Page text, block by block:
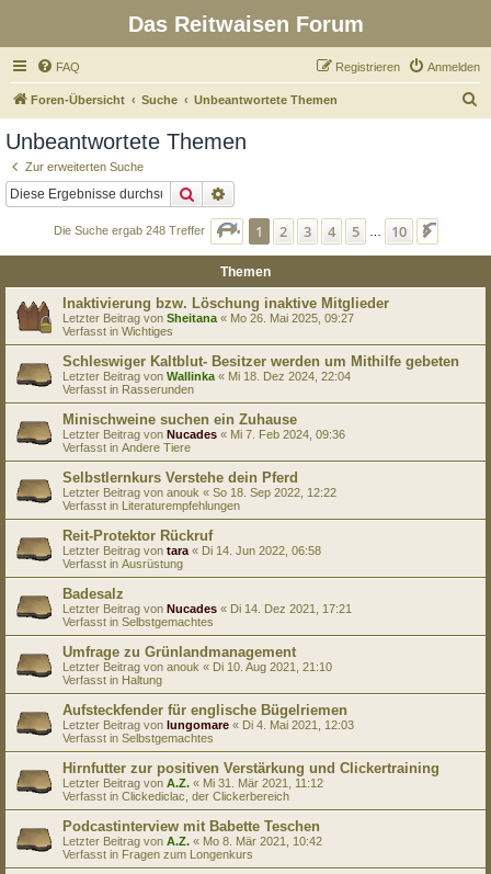
Das Reitwaisen Forum
FAQ Anmelden
Registrieren
Foren-Übersicht Suche Unbeantwortete Themen
Unbeantwortete Themen
Zur erweiterten Suche
Suche
Die Suche ergab 248 Treffer Seite 1von 10
1 2 3 4 5 10
Themen
Inaktivierung bzw. Löschung inaktive Mitglieder
Letzter Beitrag von Sheitana « Mo 26. Mai 2025, 09:27
Verfasst in Wichtiges
Schleswiger Kaltblut- Besitzer werden um Mithilfe gebeten
Letzter Beitrag von Wallinka « Mi 18. Dez 2024, 22:04
Verfasst in Rasserunden
Minischweine suchen ein Zuhause
Letzter Beitrag von Nucades « Mi 7. Feb 2024, 09:36
Verfasst in Andere Tiere
Selbstlernkurs Verstehe dein Pferd
Letzter Beitrag von anouk « So 18. Sep 2022, 12:22
Verfasst in Literaturempfehlungen
Reit-Protektor Rückruf
Letzter Beitrag von tara « Di 14. Jun 2022, 06:58
Verfasst in Ausrüstung
Badesalz
Letzter Beitrag von Nucades « Di 14. Dez 2021, 17:21
Verfasst in Selbstgemachtes
Umfrage zu Grünlandmanagement
Letzter Beitrag von anouk « Di 10. Aug 2021, 21:10
Verfasst in Haltung
Aufsteckfender für englische Bügelriemen
Letzter Beitrag von lungomare « Di 4. Mai 2021, 12:03
Verfasst in Selbstgemachtes
Hirnfutter zur positiven Verstärkung und Clickertraining
Letzter Beitrag von A.Z. « Mi 31. Mär 2021, 11:12
Verfasst in Clickediclac, der Clickerbereich
Podcastinterview mit Babette Teschen
Letzter Beitrag von A.Z. « Mo 8. Mär 2021, 10:42
Verfasst in Fragen zum Longenkurs